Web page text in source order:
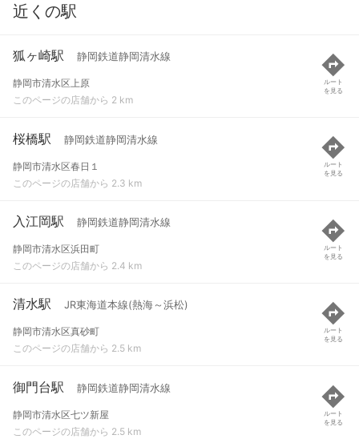
近くの駅
狐ヶ崎駅 静岡鉄道静岡清水線
静岡市清水区上原
このページの店舗から 2 km
ルート
を見る
桜橋駅 静岡鉄道静岡清水線
静岡市清水区春日１
このページの店舗から 2.3 km
ルート
を見る
入江岡駅 静岡鉄道静岡清水線
静岡市清水区浜田町
このページの店舗から 2.4 km
ルート
を見る
清水駅 JR東海道本線(熱海～浜松)
静岡市清水区真砂町
このページの店舗から 2.5 km
ルート
を見る
御門台駅 静岡鉄道静岡清水線
静岡市清水区七ツ新屋
このページの店舗から 2.5 km
ルート
を見る